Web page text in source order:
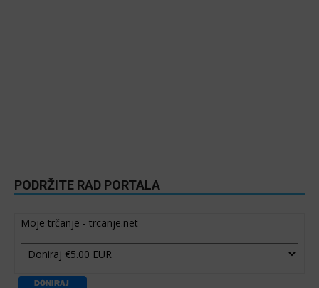
PODRŽITE RAD PORTALA
Moje trčanje - trcanje.net